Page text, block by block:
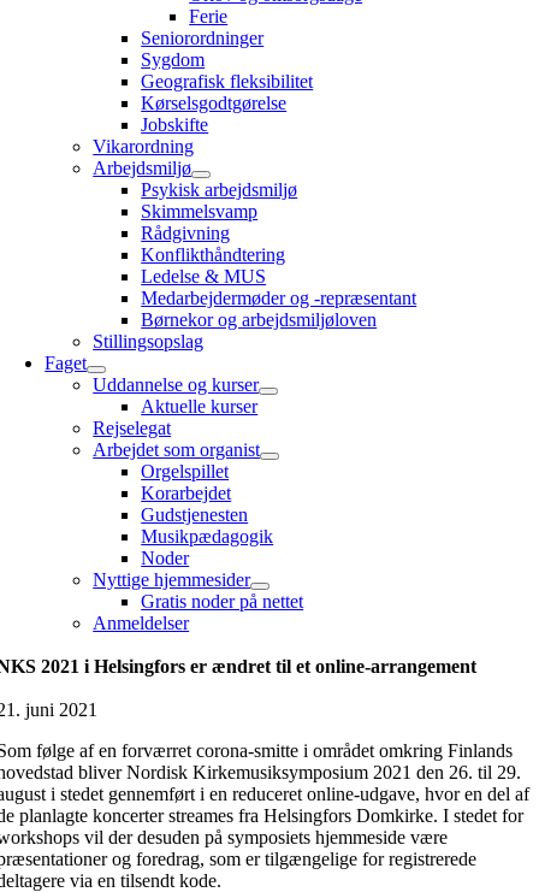
Ferie
Seniorordninger
Sygdom
Geografisk fleksibilitet
Kørselsgodtgørelse
Jobskifte
Vikarordning
Arbejdsmiljø
Psykisk arbejdsmiljø
Skimmelsvamp
Rådgivning
Konflikthåndtering
Ledelse & MUS
Medarbejdermøder og -repræsentant
Børnekor og arbejdsmiljøloven
Stillingsopslag
Faget
Uddannelse og kurser
Aktuelle kurser
Rejselegat
Arbejdet som organist
Orgelspillet
Korarbejdet
Gudstjenesten
Musikpædagogik
Noder
Nyttige hjemmesider
Gratis noder på nettet
Anmeldelser
2021 i Helsingfors er ændret til et online-arrangement
juni 2021
følge af en forværret corona-smitte i området omkring Finlands
bliver Nordisk Kirkemusiksymposium 2021 den 26. til 29.
i stedet gennemført i en reduceret online-udgave, hvor en del af
planlagte koncerter streames fra Helsingfors Domkirke. I stedet for
vil der desuden på symposiets hjemmeside være
og foredrag, som er tilgængelige for registrerede
via en tilsendt kode.